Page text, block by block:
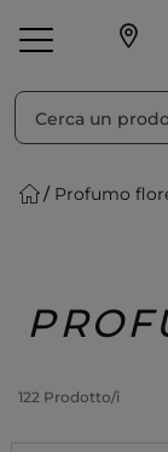
Make-up
Profumo
122 Prodotto/i
Ordina